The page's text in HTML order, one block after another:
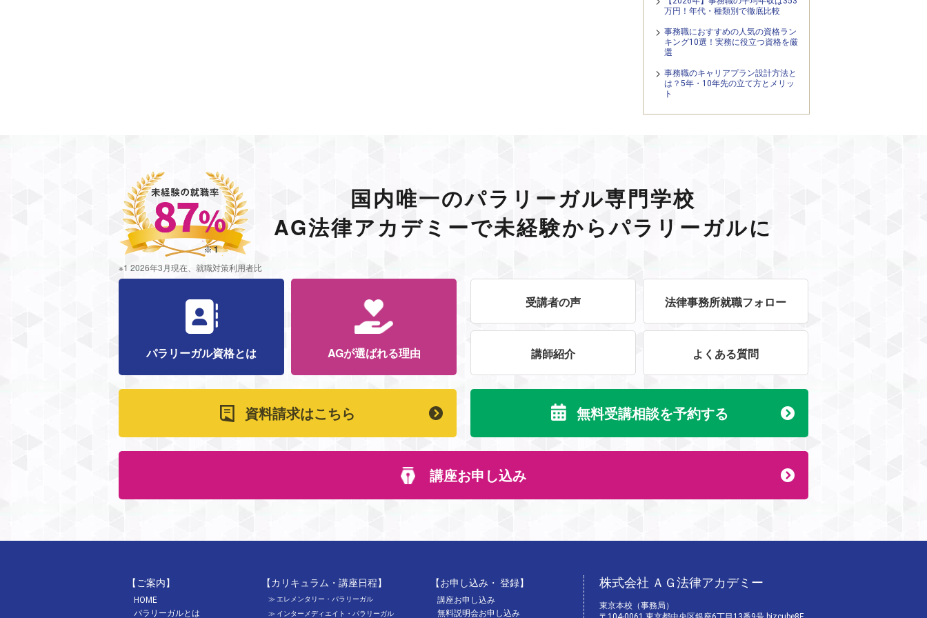
万円！年代・種類別で徹底比較
事務職におすすめの人気の資格ラン
キング10選！実務に役立つ資格を厳
選
事務職のキャリアプラン設計方法と
は？5年・10年先の立て方とメリッ
ト
※1 2026年3月現在、就職対策利用者比
国内唯一のパラリーガル専門学校
AG法律アカデミーで未経験からパラリーガルに
パラリーガル資格とは AGが選ばれる理由
受講者の声 法律事務所就職フォロー
講師紹介 よくある質問
資料請求はこちら 無料受講相談を予約する
講座お申し込み
【ご案内】
HOME
パラリーガルとは
【カリキュラム・講座日程】
≫ エレメンタリー・パラリーガル
≫ インターメディエイト・パラリーガル
【お申し込み・ 登録】
講座お申し込み
無料説明会お申し込み
株式会社 ＡＧ法律アカデミー
東京本校（事務局）